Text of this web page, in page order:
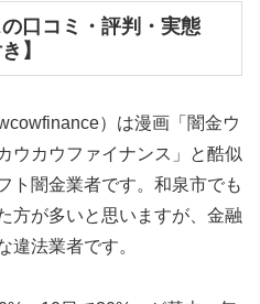
口コミ・評判・実態
】
）は漫画「闇金ウ
ウカウファイナンス」と酷似
ト闇金業者です。和泉市でも
方が多いと思いますが、金融
違法業者です。